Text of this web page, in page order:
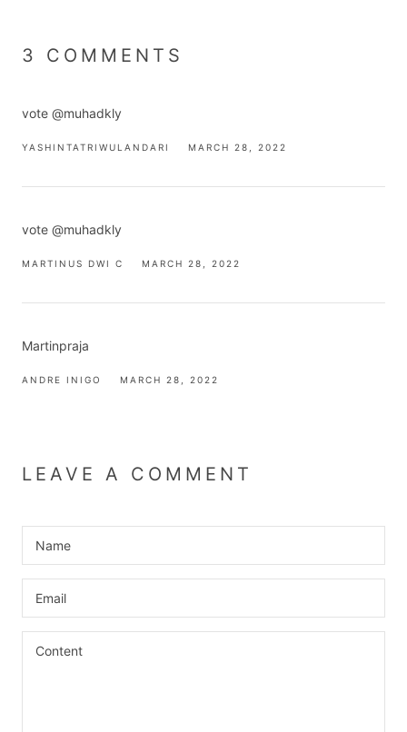
3 COMMENTS
vote @muhadkly
YASHINTATRIWULANDARI MARCH 28, 2022
vote @muhadkly
MARTINUS DWI C MARCH 28, 2022
Martinpraja
ANDRE INIGO MARCH 28, 2022
LEAVE A COMMENT